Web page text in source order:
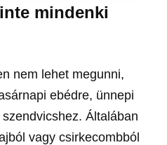
mindenki
nem lehet megunni,
ebédre, ünnepi
Általában
vagy csirkecombból